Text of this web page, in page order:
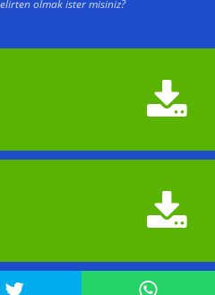
olmak ister misiniz?


 